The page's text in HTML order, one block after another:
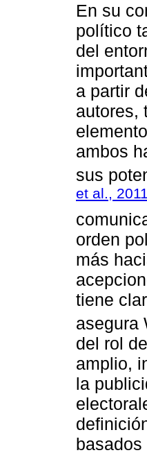
En su
político
del
a partir
autores,
ambos
sus
et al., 2011
orden
más
tiene
asegura
del rol
amplio,
la